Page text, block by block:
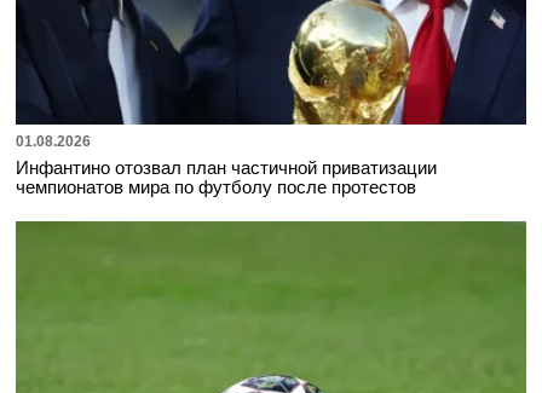
01.08.2026
Инфантино отозвал план частичной приватизации
чемпионатов мира по футболу после протестов